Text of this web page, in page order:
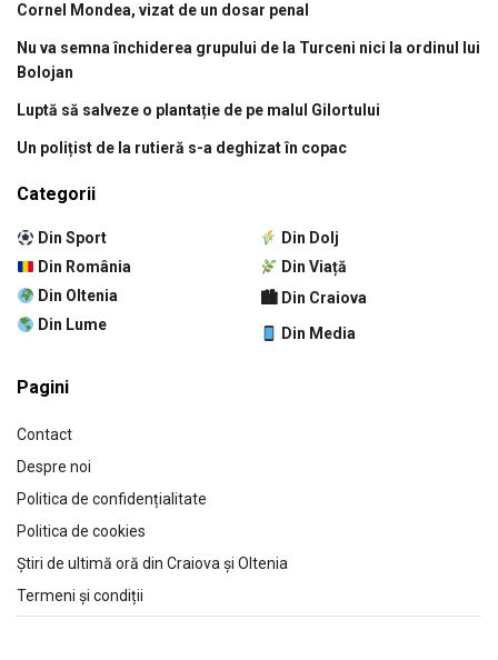
Cornel Mondea, vizat de un dosar penal
Nu va semna închiderea grupului de la Turceni nici la ordinul lui
Bolojan
Luptă să salveze o plantație de pe malul Gilortului
Un polițist de la rutieră s-a deghizat în copac
Categorii
Din Sport
Din România
Din Oltenia
Din Lume
Din Dolj
Din Viață
🏙 Din Craiova
Din Media
Pagini
Contact
Despre noi
Politica de confidențialitate
Politica de cookies
Știri de ultimă oră din Craiova și Oltenia
Termeni și condiții